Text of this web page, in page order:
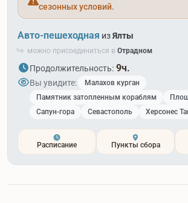
сезонных условий.
Авто-пешеходная изЯлты
можно присоединиться в Отрадном
Продолжительность: 9ч.
Вы увидите:
Малахов курган
Памятник затопленным кораблям
Сапун-гора
Севастополь Херсонес
Расписание Пункты сбора